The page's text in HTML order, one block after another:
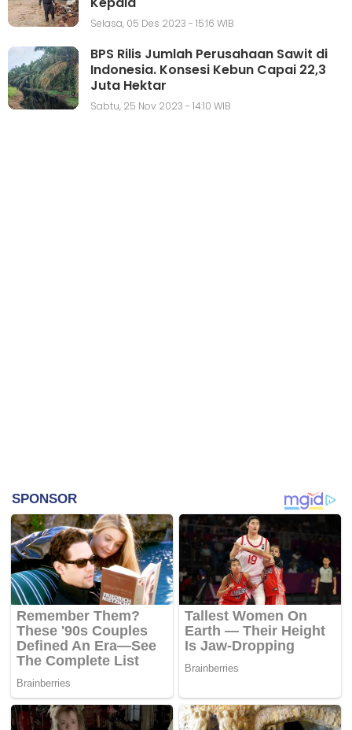
Selasa, 05 Des 2023 - 15:16 WIB
BPS Rilis Jumlah Perusahaan Sawit di
Indonesia. Konsesi Kebun Capai 22,3
Juta Hektar
Sabtu, 25 Nov 2023 - 14:10 WIB